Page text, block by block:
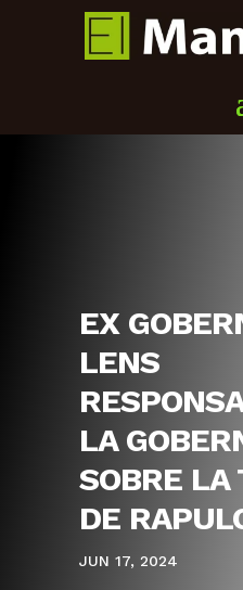
EX
LENS
LA
SOBRE LA
DE
JUN 17, 2024